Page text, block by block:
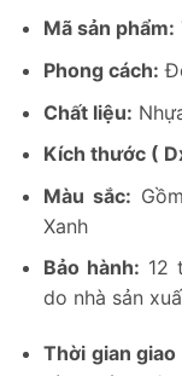
Mã sản phẩm:
Phong cách:
Chất liệu:
Kích thước (
Màu sắc:
Xanh
Bảo hành: 12
do nhà sản
Thời gian giao